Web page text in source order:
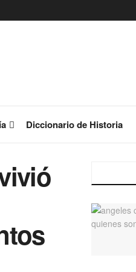
Diccionario de Historia